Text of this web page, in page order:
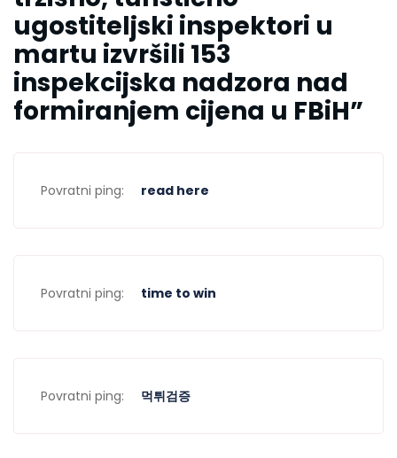
ugostiteljski inspektori u
martu izvršili 153
inspekcijska nadzora nad
formiranjem cijena u FBiH”
Povratni ping: read here
Povratni ping: time to win
Povratni ping: 먹튀검증